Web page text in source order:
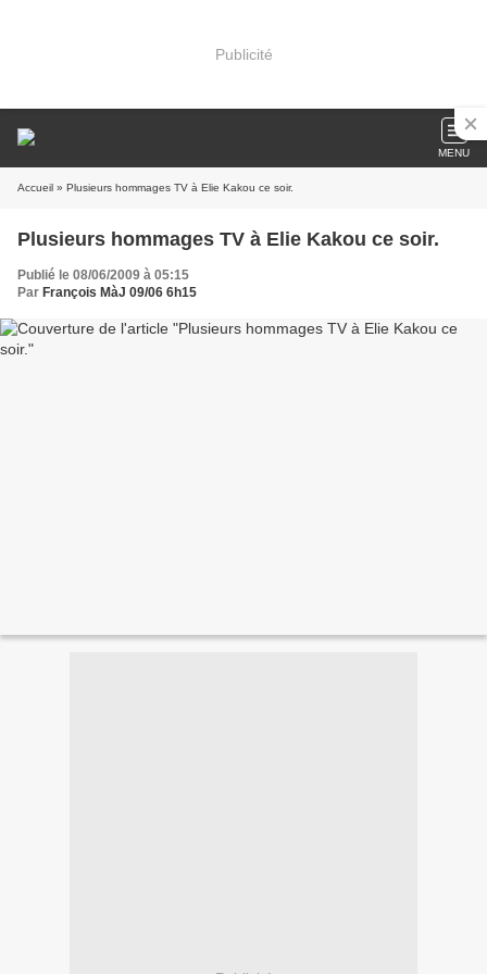
Publicité
MENU
Accueil » Plusieurs hommages TV à Elie Kakou ce soir.
Plusieurs hommages TV à Elie Kakou ce soir.
Publié le 08/06/2009 à 05:15
Par François MàJ 09/06 6h15